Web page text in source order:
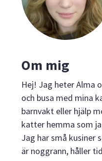
Om mig
Hej! Jag heter Alma
och busa med mina
barnvakt eller hjälp
katter hemma som
Jag har små kusiner
är noggrann, håller